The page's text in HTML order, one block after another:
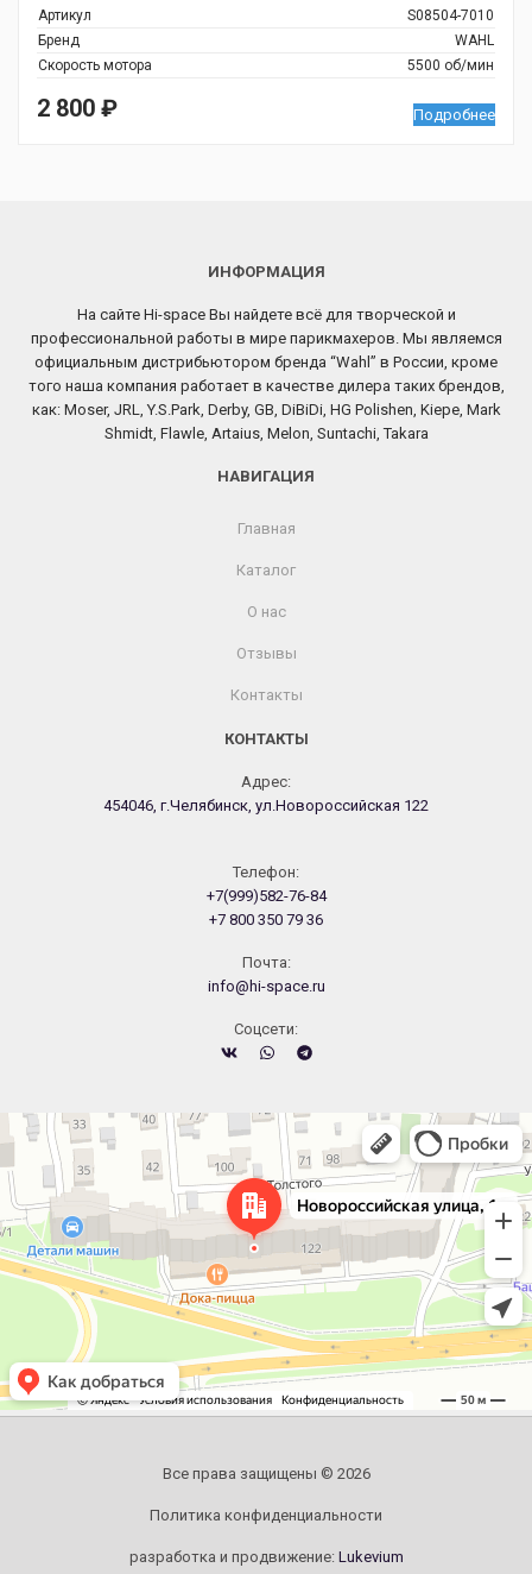
Артикул
S08504-7010
Бренд
WAHL
Скорость мотора
5500 об/мин
2 800 ₽ Подробнее
ИНФОРМАЦИЯ
На сайте Hi-space Вы найдете всё для творческой и
профессиональной работы в мире парикмахеров. Мы являемся
официальным дистрибьютором бренда “Wahl” в России, кроме
того наша компания работает в качестве дилера таких брендов,
как: Moser, JRL, Y.S.Park, Derby, GB, DiBiDi, HG Polishen, Kiepe, Mark
Shmidt, Flawle, Artaius, Melon, Suntachi, Takara
НАВИГАЦИЯ
Главная
Каталог
О нас
Отзывы
Контакты
КОНТАКТЫ
Адрес:
454046, г.Челябинск, ул.Новороссийская 122
Телефон:
+7(999)582-76-84
+7 800 350 79 36
Почта:
info@hi-space.ru
Cоцсети:
Челябинск
Новороссийская улица, 122 — Яндекс.Карты
Все права защищены © 2026
Политика конфиденциальности
разработка и продвижение: Lukevium